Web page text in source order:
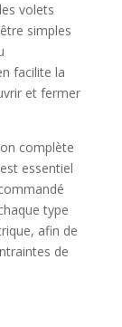
volets
simples
facilite la
et fermer
complète
essentiel
type
afin de
de